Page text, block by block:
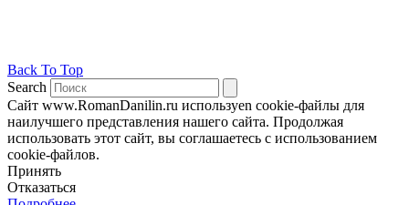
Back To Top
Search
Сайт www.RomanDanilin.ru используеn cookie-файлы для
наилучшего представления нашего сайта. Продолжая
использовать этот сайт, вы соглашаетесь с использованием
cookie-файлов.
Принять
Отказаться